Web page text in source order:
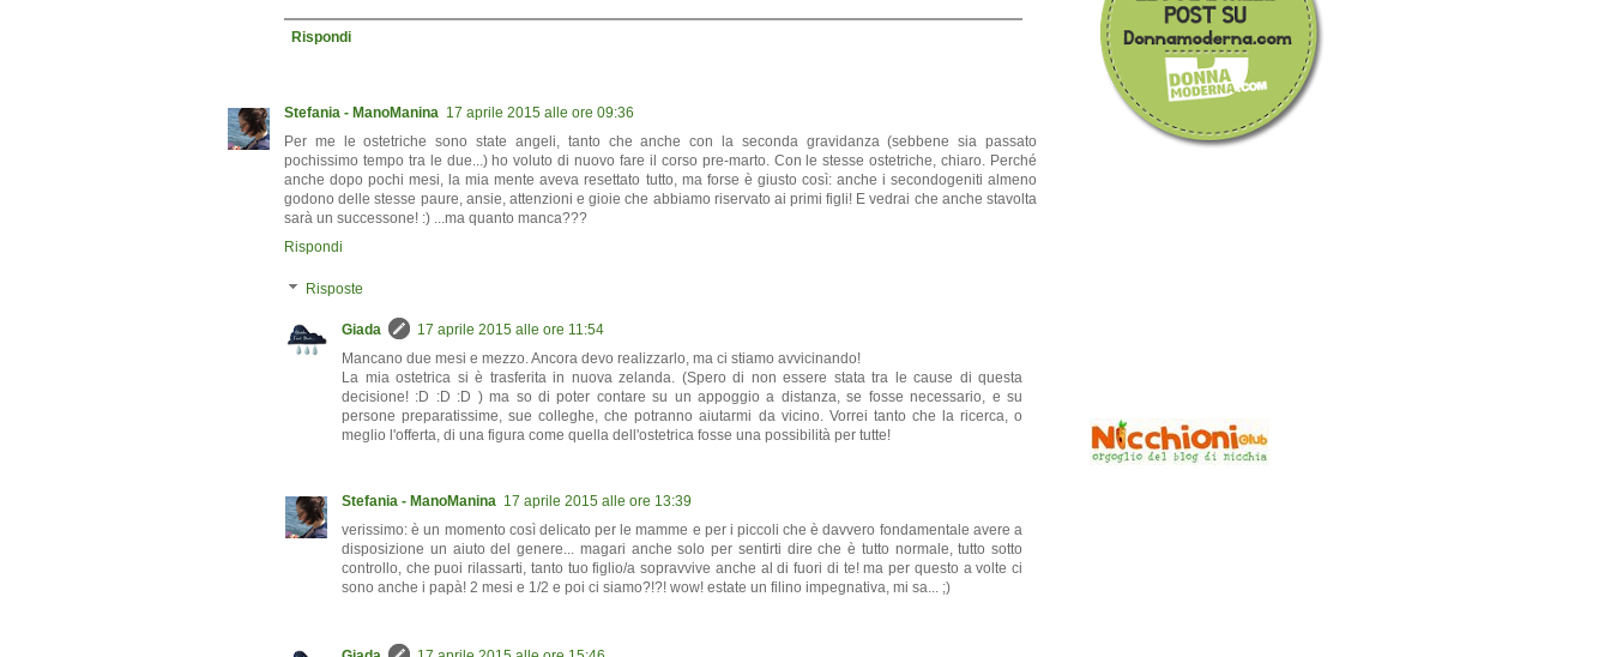
Rispondi
Stefania - ManoManina 17 aprile 2015 alle ore 09:36
Per me le ostetriche sono state angeli, tanto che anche con la seconda gravidanza (sebbene sia passato
pochissimo tempo tra le due...) ho voluto di nuovo fare il corso pre-marto. Con le stesse ostetriche, chiaro. Perché
anche dopo pochi mesi, la mia mente aveva resettato tutto, ma forse è giusto così: anche i secondogeniti almeno
godono delle stesse paure, ansie, attenzioni e gioie che abbiamo riservato ai primi figli! E vedrai che anche stavolta
sarà un successone! :) ...ma quanto manca???
Rispondi
Risposte
Giada
17 aprile 2015 alle ore 11:54
Mancano due mesi e mezzo. Ancora devo realizzarlo, ma ci stiamo avvicinando!
La mia ostetrica si è trasferita in nuova zelanda. (Spero di non essere stata tra le cause di questa
decisione! :D :D :D ) ma so di poter contare su un appoggio a distanza, se fosse necessario, e su
persone preparatissime, sue colleghe, che potranno aiutarmi da vicino. Vorrei tanto che la ricerca, o
meglio l'offerta, di una figura come quella dell'ostetrica fosse una possibilità per tutte!
Stefania - ManoManina 17 aprile 2015 alle ore 13:39
verissimo: è un momento così delicato per le mamme e per i piccoli che è davvero fondamentale avere a
disposizione un aiuto del genere... magari anche solo per sentirti dire che è tutto normale, tutto sotto
controllo, che puoi rilassarti, tanto tuo figlio/a sopravvive anche al di fuori di te! ma per questo a volte ci
sono anche i papà! 2 mesi e 1/2 e poi ci siamo?!?! wow! estate un filino impegnativa, mi sa... ;)